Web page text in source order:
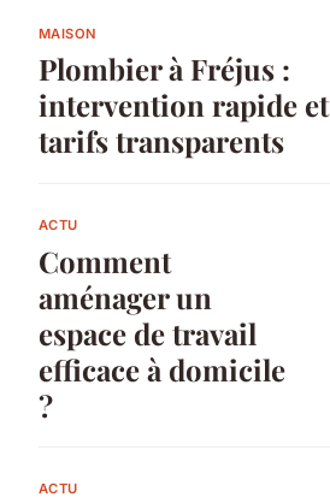
MAISON
Plombier à Fréjus :
intervention rapide et
tarifs transparents
ACTU
Comment
aménager un
espace de travail
efficace à domicile
?
ACTU